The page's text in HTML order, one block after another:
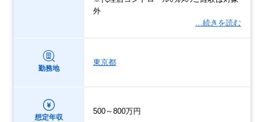
外
…続きを読む
勤務地
東京都
想定年収
500～800万円